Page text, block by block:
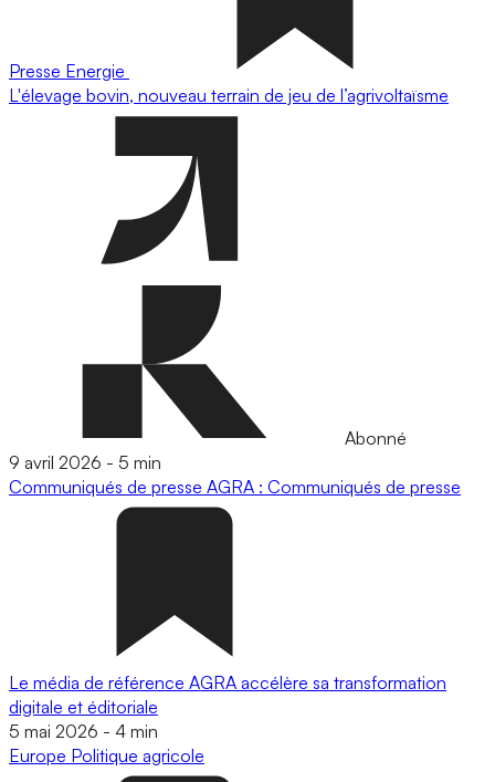
Presse Energie
L'élevage bovin, nouveau terrain de jeu de l’agrivoltaïsme
Abonné
9 avril 2026 - 5 min
Communiqués de presse AGRA : Communiqués de presse
Le média de référence AGRA accélère sa transformation
digitale et éditoriale
5 mai 2026 - 4 min
Europe Politique agricole